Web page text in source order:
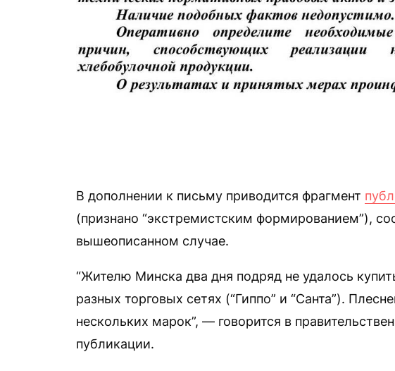
В дополнении к письму приводится фрагмент
(признано “экстремистским формированием”),
вышеописанном случае.
“Жителю Минска два дня подряд не удалось
разных торговых сетях (“Гиппо” и “Санта”).
нескольких марок”, — говорится в
публикации.